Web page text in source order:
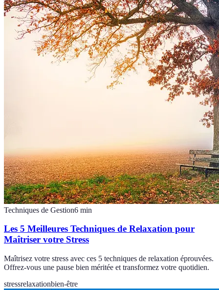
Techniques de Gestion6 min
Les 5 Meilleures Techniques de Relaxation pour
Maîtriser votre Stress
Maîtrisez votre stress avec ces 5 techniques de relaxation éprouvées.
Offrez-vous une pause bien méritée et transformez votre quotidien.
stressrelaxationbien-être